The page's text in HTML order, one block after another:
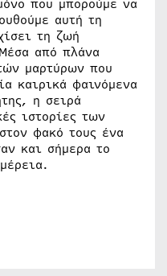
που μπορούμε να
αυτή τη
τη ζωή
από πλάνα
μαρτύρων που
καιρικά φαινόμενα
η σειρά
ιστορίες των
φακό τους ένα
και σήμερα το